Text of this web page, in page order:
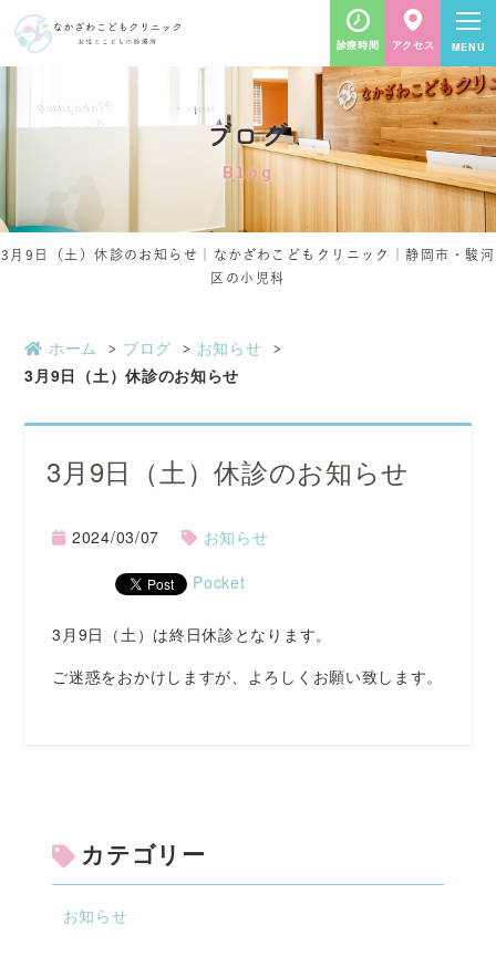
診療時間 アクセス
ブログ
Blog
3月9日（土）休診のお知らせ｜なかざわこどもクリニック｜静岡市・駿河
区の小児科
ホーム ブログ
お知らせ
3月9日（土）休診のお知らせ
3月9日（土）休診のお知らせ
2024/03/07 お知らせ
Pocket
3月9日（土）は終日休診となります。
ご迷惑をおかけしますが、よろしくお願い致します。
カテゴリー
お知らせ